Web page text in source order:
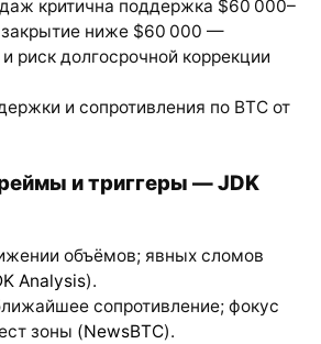
критична поддержка $60 000–
ниже $60 000 —
риск долгосрочной коррекции
и триггеры — JDK
объёмов; явных сломов
Analysis).
сопротивление; фокус
зоны (NewsBTC).